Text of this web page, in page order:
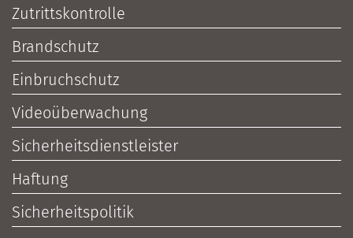
Zutrittskontrolle
Brandschutz
Einbruchschutz
Videoüberwachung
Sicherheitsdienstleister
Haftung
Sicherheitspolitik